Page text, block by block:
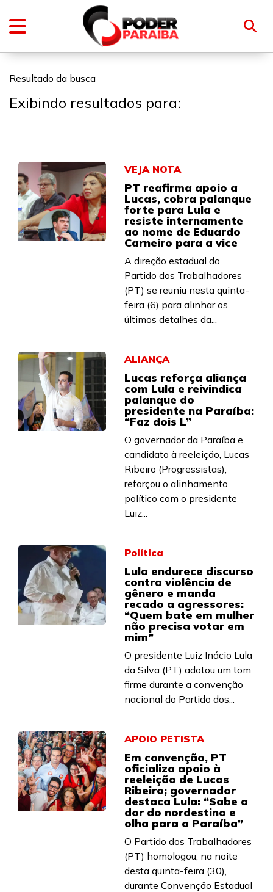
Resultado da busca
Exibindo resultados para:
VEJA NOTA
PT reafirma apoio a
Lucas, cobra palanque
forte para Lula e
resiste internamente
ao nome de Eduardo
Carneiro para a vice
A direção estadual do
Partido dos Trabalhadores
(PT) se reuniu nesta quinta-
feira (6) para alinhar os
últimos detalhes da...
ALIANÇA
Lucas reforça aliança
com Lula e reivindica
palanque do
presidente na Paraíba:
“Faz dois L”
O governador da Paraíba e
candidato à reeleição, Lucas
Ribeiro (Progressistas),
reforçou o alinhamento
político com o presidente
Luiz...
Política
Lula endurece discurso
contra violência de
gênero e manda
recado a agressores:
“Quem bate em mulher
não precisa votar em
mim”
O presidente Luiz Inácio Lula
da Silva (PT) adotou um tom
firme durante a convenção
nacional do Partido dos...
APOIO PETISTA
Em convenção, PT
oficializa apoio à
reeleição de Lucas
Ribeiro; governador
destaca Lula: “Sabe a
dor do nordestino e
olha para a Paraíba”
O Partido dos Trabalhadores
(PT) homologou, na noite
desta quinta-feira (30),
durante Convenção Estadual